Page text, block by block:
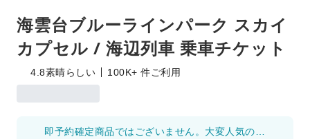
海雲台ブルーラインパーク スカイ
カプセル / 海辺列車 乗車チケット
4.8素晴らしい 100K+ 件ご利用